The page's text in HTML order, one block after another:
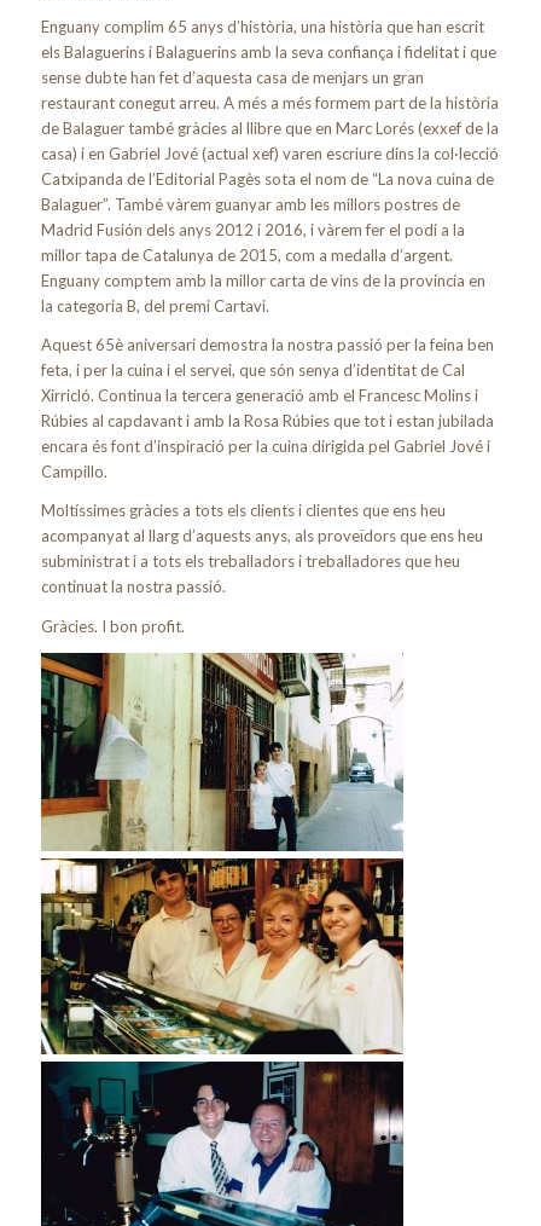
Enguany complim 65 anys d’història, una història que han escrit
els Balaguerins i Balaguerins amb la seva confiança i fidelitat i que
sense dubte han fet d’aquesta casa de menjars un gran
restaurant conegut arreu. A més a més formem part de la història
de Balaguer també gràcies al llibre que en Marc Lorés (exxef de la
casa) i en Gabriel Jové (actual xef) varen escriure dins la col·lecció
Catxipanda de l’Editorial Pagès sota el nom de “La nova cuina de
Balaguer”. També vàrem guanyar amb les millors postres de
Madrid Fusión dels anys 2012 i 2016, i vàrem fer el podi a la
millor tapa de Catalunya de 2015, com a medalla d’argent.
Enguany comptem amb la millor carta de vins de la provincía en
la categoria B, del premi Cartavi.
Aquest 65è aniversari demostra la nostra passió per la feina ben
feta, i per la cuina i el servei, que són senya d’identitat de Cal
Xirricló. Continua la tercera generació amb el Francesc Molins i
Rúbies al capdavant i amb la Rosa Rúbies que tot i estan jubilada
encara és font d’inspiració per la cuina dirigida pel Gabriel Jové i
Campillo.
Moltíssimes gràcies a tots els clients i clientes que ens heu
acompanyat al llarg d’aquests anys, als proveïdors que ens heu
subministrat i a tots els treballadors i treballadores que heu
continuat la nostra passió.
Gràcies. I bon profit.